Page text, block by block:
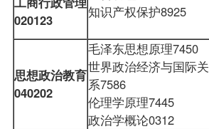
020123
知识产权保护8925
思想政治教育
040202
毛泽东思想原理7450
世界政治经济与国际关
系7586
伦理学原理7445
政治学概论0312